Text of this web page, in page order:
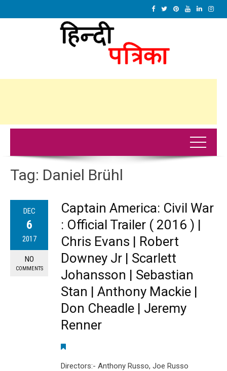
Tag: Daniel Brühl
DEC
6
2017
NO
COMMENTS
Captain America: Civil War
: Official Trailer ( 2016 ) |
Chris Evans | Robert
Downey Jr | Scarlett
Johansson | Sebastian
Stan | Anthony Mackie |
Don Cheadle | Jeremy
Renner
Directors:- Anthony Russo, Joe Russo